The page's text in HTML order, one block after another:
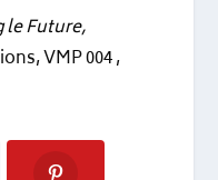
le Future,
VMP 004 ,